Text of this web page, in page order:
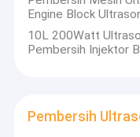
Pembersih
Pembersih
Pembersih
Engine Block
10L 200Watt
Pembersih Injektor
Pembersih
Pembersih Ultrasonik
Pembersih Mesin
Pembersih ultrasonik
Pembersih ultrasonik
Pembersih Ultrasonik
profesional, dan